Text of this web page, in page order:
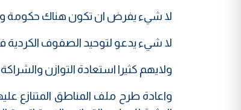
لا شيء يفرض ان تكون هناك حكومة
لا شيء يدعو لتوحيد الصفوف الكردية
ولايهم كثيرا استعادة التوازن
واعادة طرح ملف المناطق المتنازع